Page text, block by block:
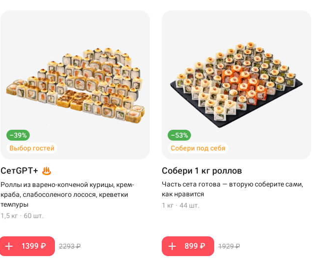
–39%
Выбор гостей
СетGPT+
Роллы из варено-копченой курицы, крем-
краба, слабосоленого лосося, креветки
темпуры
1,5 кг · 60 шт.
1399 ₽ 2293 ₽
–53%
Собери под себя
Собери 1 кг роллов
Часть сета готова — вторую соберите сами,
как нравится
1 кг · 44 шт.
899 ₽ 1929 ₽